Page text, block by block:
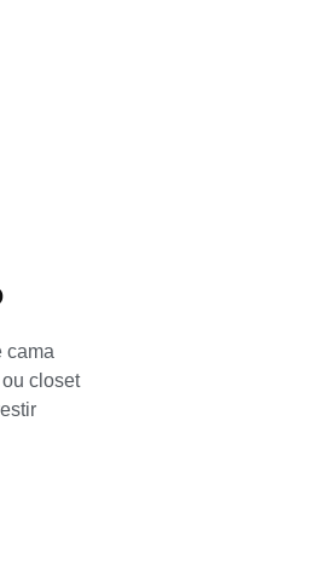
cama
closet